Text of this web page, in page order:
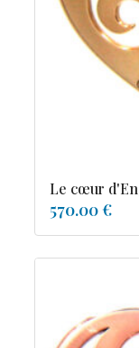
Resile
Reve-asie
Reve-de-
Suspension
Diamants
Emeraude
Pierres de
Saphir
Le cœur
570.00 €